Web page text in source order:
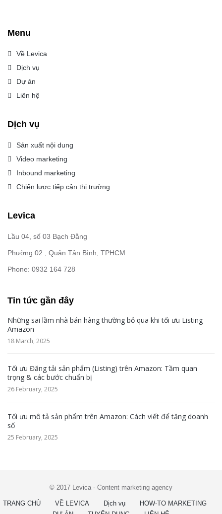
Menu
Về Levica
Dịch vụ
Dự án
Liên hệ
Dịch vụ
Sản xuất nội dung
Video marketing
Inbound marketing
Chiến lược tiếp cận thị trường
Levica
Lầu 04, số 03 Bạch Đằng
Phường 02 , Quận Tân Bình, TPHCM
Phone: 0932 164 728
Tin tức gần đây
Những sai lầm nhà bán hàng thường bỏ qua khi tối ưu Listing
Amazon
18 March, 2025
Tối ưu Đăng tải sản phẩm (Listing) trên Amazon: Tầm quan
trọng & các bước chuẩn bị
26 February, 2025
Tối ưu mô tả sản phẩm trên Amazon: Cách viết để tăng doanh
số
25 February, 2025
© 2017 Levica - Content marketing agency
TRANG CHỦ VỀ LEVICA Dịch vụ
HOW-TO MARKETING